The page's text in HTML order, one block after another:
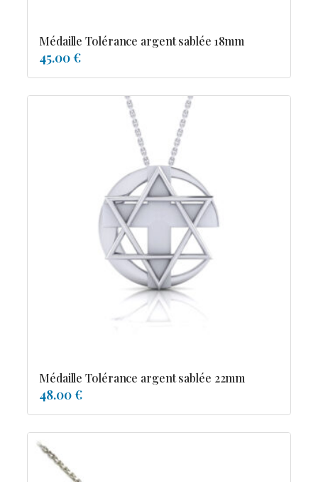
Médaille Tolérance argent sablée 18mm
45.00 €
Médaille Tolérance argent sablée 22mm
48.00 €